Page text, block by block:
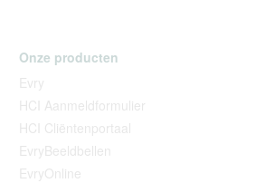
Onze producten
Evry
HCI Aanmeldformulier
HCI Cliëntenportaal
EvryBeeldbellen
EvryOnline